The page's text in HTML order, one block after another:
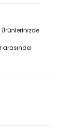
arasında